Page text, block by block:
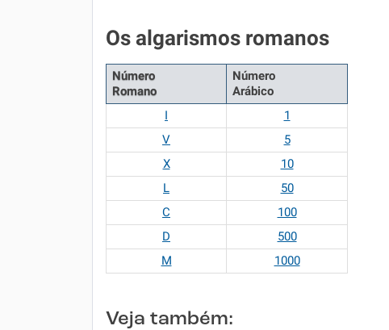
Os algarismos romanos
Número
Romano
Número
Arábico
I
1
V
5
X
10
L
50
C
100
D
500
M
1000
Veja também: